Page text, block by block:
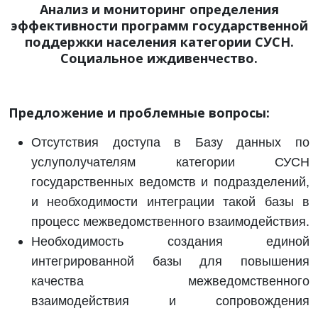
Анализ и мониторинг определения
эффективности программ государственной
поддержки населения категории СУСН.
Социальное иждивенчество.
Предложение и проблемные вопросы:
Отсутствия доступа в Базу данных по
услуполучателям категории СУСН
государственных ведомств и подразделений,
и необходимости интеграции такой базы в
процесс межведомственного взаимодействия.
Необходимость создания единой
интегрированной базы для повышения
качества межведомственного
взаимодействия и сопровождения